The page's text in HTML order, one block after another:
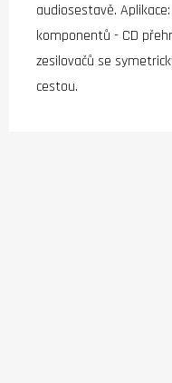
audiosestavě.
komponentů - CD
zesilovačů se
cestou.